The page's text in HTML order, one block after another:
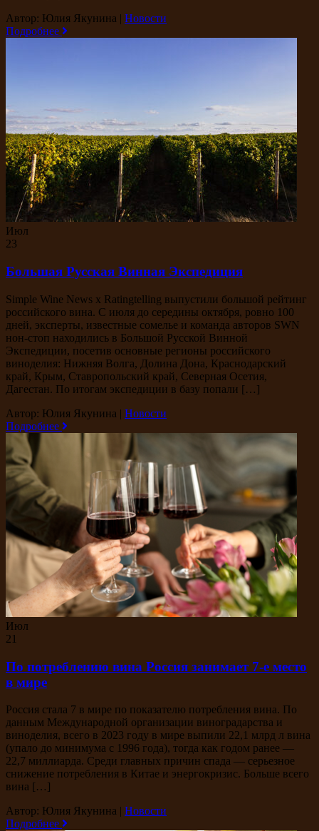
Автор: Юлия Якунина | Новости
Подробнее
Июл
23
Большая Русская Винная Экспедиция
Simple Wine News x Ratingtelling выпустили большой рейтинг
российского вина. С июля до середины октября, ровно 100
дней, эксперты, известные сомелье и команда авторов SWN
нон-стоп находились в Большой Русской Винной
Экспедиции, посетив основные регионы российского
виноделия: Нижняя Волга, Долина Дона, Краснодарский
край, Крым, Ставропольский край, Северная Осетия,
Дагестан. По итогам экспедиции в базу попали […]
Автор: Юлия Якунина | Новости
Подробнее
Июл
21
По потреблению вина Россия занимает 7-е место
в мире
Россия стала 7 в мире по показателю потребления вина. По
данным Международной организации виноградарства и
виноделия, всего в 2023 году в мире выпили 22,1 млрд л вина
(упало до минимума с 1996 года), тогда как годом ранее —
22,7 миллиарда. Среди главных причин спада — серьезное
снижение потребления в Китае и энергокризис. Больше всего
вина […]
Автор: Юлия Якунина | Новости
Подробнее